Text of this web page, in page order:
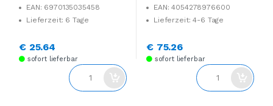
CC02-0012
EAN: 6970135035458
Lieferzeit: 6 Tage
€ 25.64
sofort lieferbar
701.0EAN: 4054278976600
Lieferzeit: 4-6 Tage
€ 75.26
sofort lieferbar